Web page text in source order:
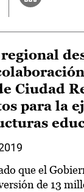
Ciudad
para la
que el
de 13